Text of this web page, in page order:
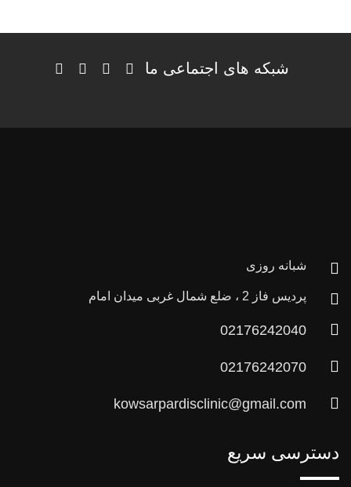
شبکه های اجتماعی ما
شبانه روزی
پردیس فاز 2 ، ضلع شمال غربی میدان امام
02176242040
02176242070
kowsarpardisclinic@gmail.com
دسترسی سریع